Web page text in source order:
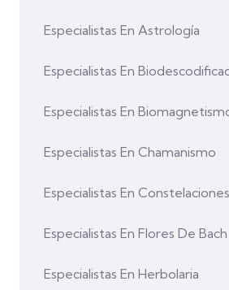
Especialistas En Astrología
Especialistas En
Especialistas En
Especialistas En Chamanismo
Especialistas En
Especialistas En Flores De Bach
Especialistas En Herbolaria